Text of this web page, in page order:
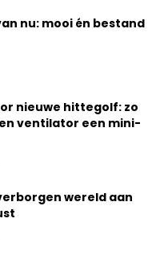
nu: mooi én bestand
nieuwe hittegolf: zo
ventilator een mini-
wereld aan